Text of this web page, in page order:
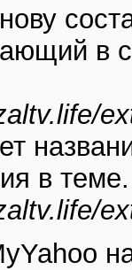
в
в теме.